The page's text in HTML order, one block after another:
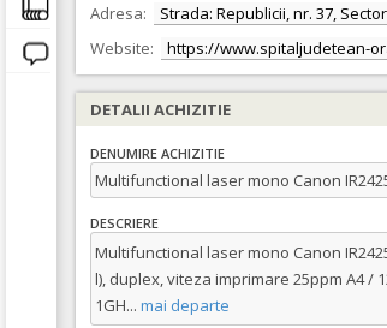
Adresa:
Strada: Republicii, nr. 37,
Website:
https://www.spitaljudetean-
DETALII ACHIZITIE
DENUMIRE ACHIZITIE
Multifunctional laser mono Canon
DESCRIERE
Multifunctional laser mono Canon
l), duplex, viteza imprimare 25ppm A4 /
1GH... mai departe